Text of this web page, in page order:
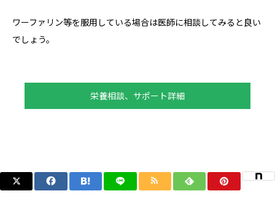
ワーファリン等を服用している場合は医師に相談してみると良い
でしょう。
栄養相談、サポート詳細